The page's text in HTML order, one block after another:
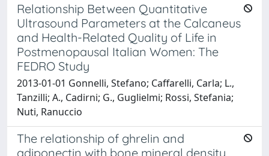
Relationship Between Quantitative
Ultrasound Parameters at the Calcaneus
and Health-Related Quality of Life in
Postmenopausal Italian Women: The
FEDRO Study
2013-01-01 Gonnelli, Stefano; Caffarelli, Carla; L.,
Tanzilli; A., Cadirni; G., Guglielmi; Rossi, Stefania;
Nuti, Ranuccio
The relationship of ghrelin and
adiponectin with bone mineral density